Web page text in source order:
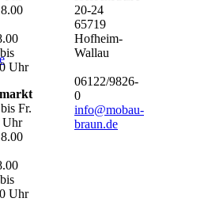
Uhr
Fr.
Uhr
Uhr
20-24
65719
Hofheim-
Wallau
06122/9826-
0
info@mobau-
braun.de